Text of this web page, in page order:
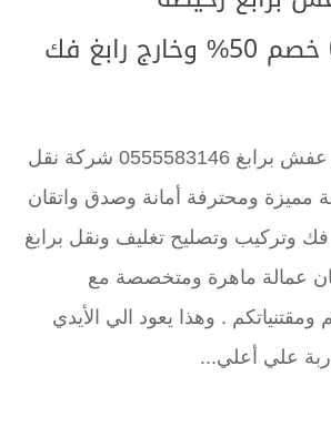
0555583146 خصم 50% وخارج رابغ فك
افضل شركة نقل عفش برابغ 0555583146 شركة نقل
مميزة ومحترفة أمانة وصدق واتقان
وتركيب وتصليح تغليف ونقل برابغ
عمالة ماهرة ومتخصصة مع
ومقتنياتكم . وهذا يعود الي الأيدي
علي أعلي...